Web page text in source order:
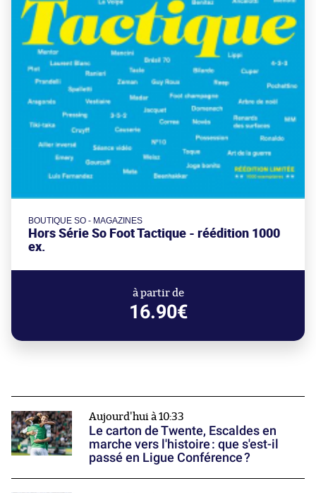
BOUTIQUE SO - MAGAZINES
Hors Série So Foot Tactique - réédition 1000
ex.
à partir de
16.90€
Aujourd'hui à 10:33
Le carton de Twente, Escaldes en
marche vers l'histoire : que s'est-il
passé en Ligue Conférence ?